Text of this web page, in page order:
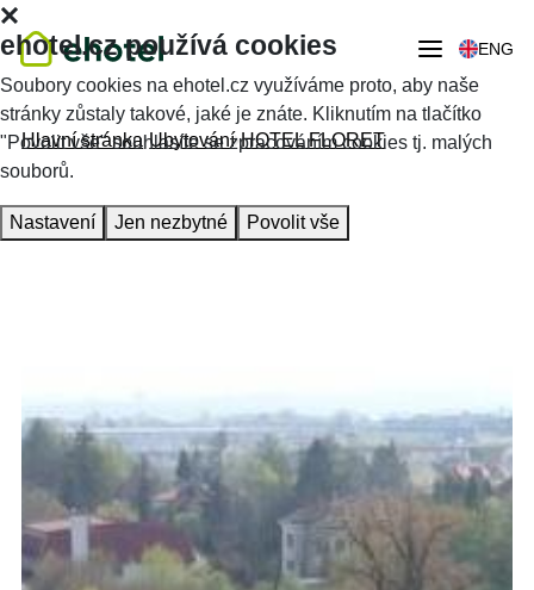
ENG
Hlavní stránka Ubytování HOTEL FLORET
ehotel.cz používá cookies
Soubory cookies na ehotel.cz využíváme proto, aby naše
stránky zůstaly takové, jaké je znáte. Kliknutím na tlačítko
"Povolit vše" souhlasíte se zpracováním cookies tj. malých
souborů.
Nastavení Jen nezbytné Povolit vše